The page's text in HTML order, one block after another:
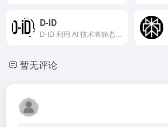
D-ID
暂无评论